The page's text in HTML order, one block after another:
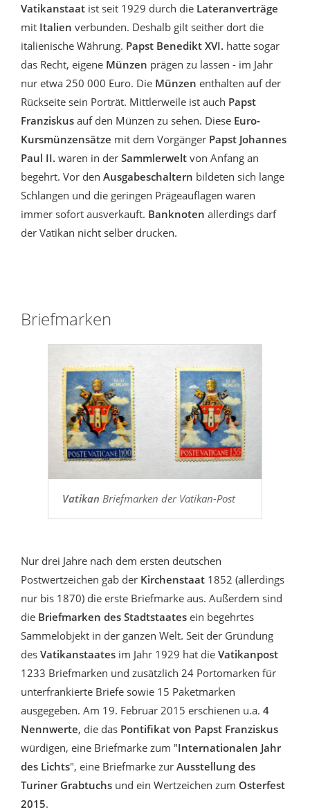
Vatikanstaat ist seit 1929 durch die Lateranverträge
mit Italien verbunden. Deshalb gilt seither dort die
italienische Währung. Papst Benedikt XVI. hatte sogar
das Recht, eigene Münzen prägen zu lassen - im Jahr
nur etwa 250 000 Euro. Die Münzen enthalten auf der
Rückseite sein Porträt. Mittlerweile ist auch Papst
Franziskus auf den Münzen zu sehen. Diese Euro-
Kursmünzensätze mit dem Vorgänger Papst Johannes
Paul II. waren in der Sammlerwelt von Anfang an
begehrt. Vor den Ausgabeschaltern bildeten sich lange
Schlangen und die geringen Prägeauflagen waren
immer sofort ausverkauft. Banknoten allerdings darf
der Vatikan nicht selber drucken.
Briefmarken
Vatikan Briefmarken der Vatikan-Post
Nur drei Jahre nach dem ersten deutschen
Postwertzeichen gab der Kirchenstaat 1852 (allerdings
nur bis 1870) die erste Briefmarke aus. Außerdem sind
die Briefmarken des Stadtstaates ein begehrtes
Sammelobjekt in der ganzen Welt. Seit der Gründung
des Vatikanstaates im Jahr 1929 hat die Vatikanpost
1233 Briefmarken und zusätzlich 24 Portomarken für
unterfrankierte Briefe sowie 15 Paketmarken
ausgegeben. Am 19. Februar 2015 erschienen u.a. 4
Nennwerte, die das Pontifikat von Papst Franziskus
würdigen, eine Briefmarke zum "Internationalen Jahr
des Lichts", eine Briefmarke zur Ausstellung des
Turiner Grabtuchs und ein Wertzeichen zum Osterfest
2015.